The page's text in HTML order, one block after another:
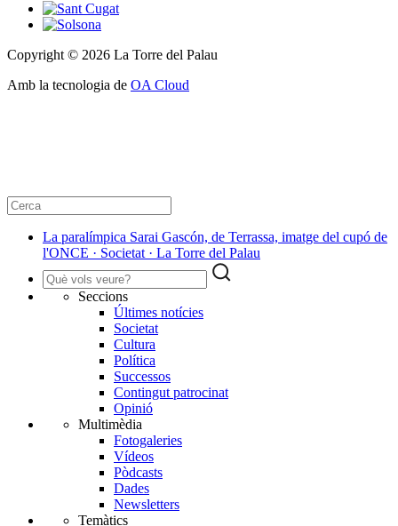
Copyright © 2026 La Torre del Palau
Amb la tecnologia de OA Cloud
La paralímpica Sarai Gascón, de Terrassa, imatge del cupó de
l'ONCE · Societat · La Torre del Palau
Seccions
Últimes notícies
Societat
Cultura
Política
Successos
Contingut patrocinat
Opinió
Multimèdia
Fotogaleries
Vídeos
Pòdcasts
Dades
Newsletters
Temàtics